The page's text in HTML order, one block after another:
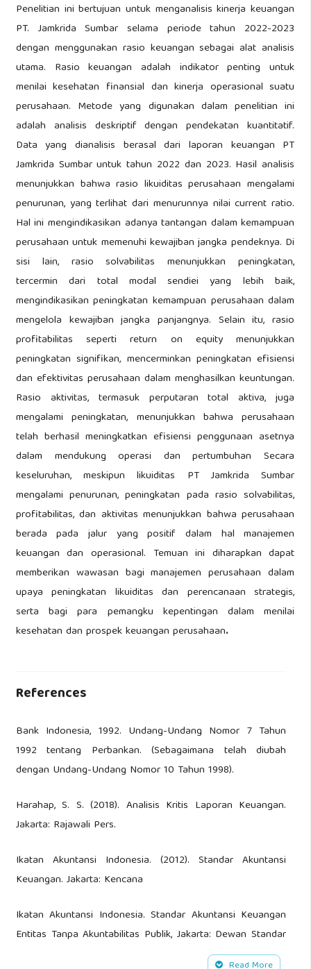
Penelitian ini bertujuan untuk menganalisis kinerja keuangan
PT. Jamkrida Sumbar selama periode tahun 2022-2023
dengan menggunakan rasio keuangan sebagai alat analisis
utama. Rasio keuangan adalah indikator penting untuk
menilai kesehatan finansial dan kinerja operasional suatu
perusahaan. Metode yang digunakan dalam penelitian ini
adalah analisis deskriptif dengan pendekatan kuantitatif.
Data yang dianalisis berasal dari laporan keuangan PT
Jamkrida Sumbar untuk tahun 2022 dan 2023. Hasil analisis
menunjukkan bahwa rasio likuiditas perusahaan mengalami
penurunan, yang terlihat dari menurunnya nilai current ratio.
Hal ini mengindikasikan adanya tantangan dalam kemampuan
perusahaan untuk memenuhi kewajiban jangka pendeknya. Di
sisi lain, rasio solvabilitas menunjukkan peningkatan,
tercermin dari total modal sendiei yang lebih baik,
mengindikasikan peningkatan kemampuan perusahaan dalam
mengelola kewajiban jangka panjangnya. Selain itu, rasio
profitabilitas seperti return on equity menunjukkan
peningkatan signifikan, mencerminkan peningkatan efisiensi
dan efektivitas perusahaan dalam menghasilkan keuntungan.
Rasio aktivitas, termasuk perputaran total aktiva, juga
mengalami peningkatan, menunjukkan bahwa perusahaan
telah berhasil meningkatkan efisiensi penggunaan asetnya
dalam mendukung operasi dan pertumbuhan Secara
keseluruhan, meskipun likuiditas PT Jamkrida Sumbar
mengalami penurunan, peningkatan pada rasio solvabilitas,
profitabilitas, dan aktivitas menunjukkan bahwa perusahaan
berada pada jalur yang positif dalam hal manajemen
keuangan dan operasional. Temuan ini diharapkan dapat
memberikan wawasan bagi manajemen perusahaan dalam
upaya peningkatan likuiditas dan perencanaan strategis,
serta bagi para pemangku kepentingan dalam menilai
kesehatan dan prospek keuangan perusahaan.
References
Bank Indonesia, 1992. Undang-Undang Nomor 7 Tahun
1992 tentang Perbankan. (Sebagaimana telah diubah
dengan Undang-Undang Nomor 10 Tahun 1998).
Harahap, S. S. (2018). Analisis Kritis Laporan Keuangan.
Jakarta: Rajawali Pers.
Ikatan Akuntansi Indonesia. (2012). Standar Akuntansi
Keuangan. Jakarta: Kencana
Ikatan Akuntansi Indonesia. Standar Akuntansi Keuangan
Entitas Tanpa Akuntabilitas Publik, Jakarta: Dewan Standar